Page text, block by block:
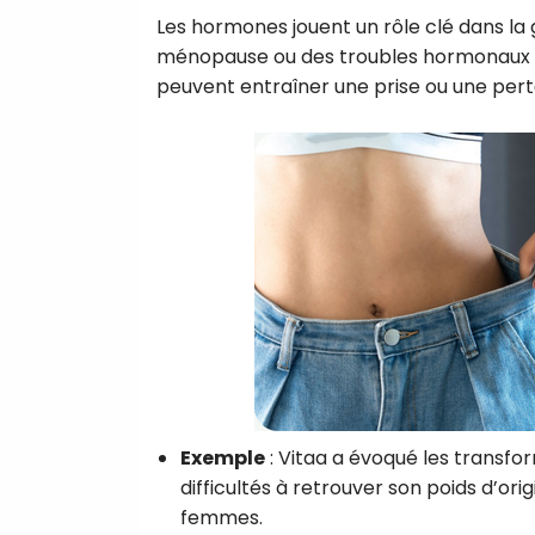
Les hormones jouent un rôle clé dans
ménopause ou des troubles
peuvent entraîner une prise ou une
Exemple: Vitaa a évoqué les
difficultés à retrouver son poids
femmes.